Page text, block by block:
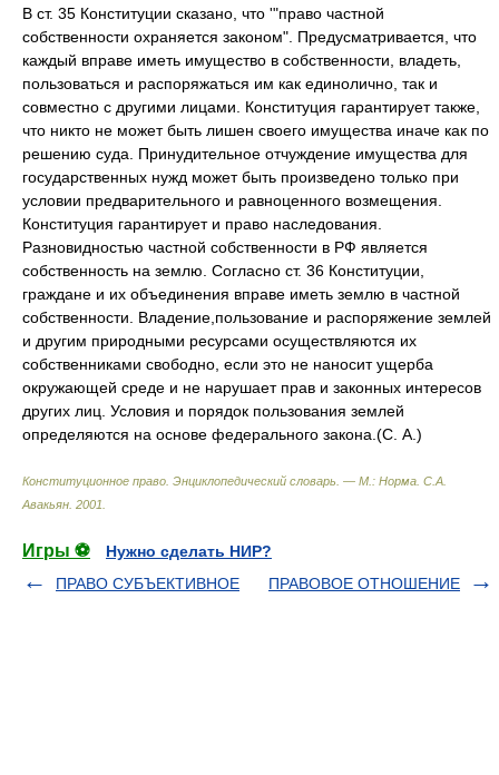
В ст. 35 Конституции сказано, что '"право частной
собственности охраняется законом". Предусматривается, что
каждый вправе иметь имущество в собственности, владеть,
пользоваться и распоряжаться им как единолично, так и
совместно с другими лицами. Конституция гарантирует также,
что никто не может быть лишен своего имущества иначе как по
решению суда. Принудительное отчуждение имущества для
государственных нужд может быть произведено только при
условии предварительного и равноценного возмещения.
Конституция гарантирует и право наследования.
Разновидностью частной собственности в РФ является
собственность на землю. Согласно ст. 36 Конституции,
граждане и их объединения вправе иметь землю в частной
собственности. Владение,пользование и распоряжение землей
и другим природными ресурсами осуществляются их
собственниками свободно, если это не наносит ущерба
окружающей среде и не нарушает прав и законных интересов
других лиц. Условия и порядок пользования землей
определяются на основе федерального закона.(С. А.)
Конституционное право. Энциклопедический словарь. — М.: Норма С.А.
Авакьян 2001
Игры ⚽
Нужно сделать НИР?
ПРАВО СУБЪЕКТИВНОЕ
ПРАВОВОЕ ОТНОШЕНИЕ